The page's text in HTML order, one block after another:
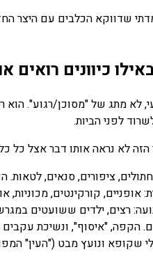
למדתי שדווקא הכלבים עם
כיוונים רואים
לא מתג של "מסוכן/רגוע".
לפני הביות.
לא נראה אותו דבר אצל כל כלב.
ציפורים, סנאים, לטאות.
אופניים, קורקינטים,
רצים, ילדים ששועטים
הקפה, "איסוף", ונשיכת
שקופא ונועץ מבט ("העין"